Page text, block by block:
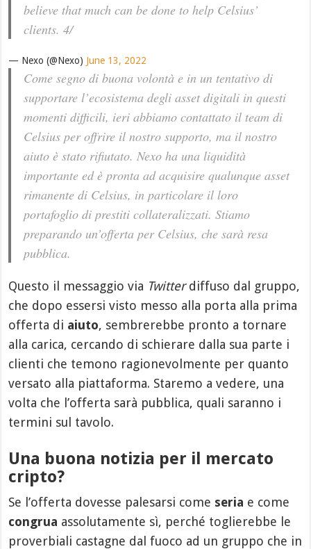
believe that much can be done to help Celsius’
clients. 4/
— Nexo (@Nexo) June 13, 2022
Come segno di buona volontà e in un tentativo di
supportare l’ecosistema degli asset digitali in questi
momenti difficili, ieri abbiamo contattato il team di
Celsius per offrire il nostro supporto, ma il nostro
aiuto è stato rifiutato. Nexo ha una liquidità
importante ed è pronta ad acquisire qualunque asset
rimanente di Celsius, in particolare il loro
portafoglio di prestiti collateralizzati. Stiamo
preparando un’offerta per Celsius, che sarà resa
pubblica.
Questo il messaggio via Twitterdiffuso dal gruppo,
che dopo essersi visto messo alla porta alla prima
offerta di aiuto, sembrerebbe pronto a tornare
alla carica, cercando di schierare dalla sua parte i
clienti che temono ragionevolmente per quanto
versato alla piattaforma. Staremo a vedere, una
volta che l’offerta sarà pubblica, quali saranno i
termini sul tavolo.
Una buona notizia per il mercato
cripto?
Se l’offerta dovesse palesarsi come seria e come
congrua assolutamente sì, perché toglierebbe le
proverbiali castagne dal fuoco ad un gruppo che in